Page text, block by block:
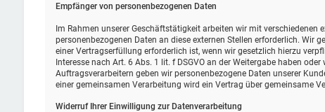
Empfänger von personenbezogenen Daten
Im Rahmen unserer Geschäftstätigkeit arbeiten wir mit
personenbezogenen Daten an diese externen Stellen erforderlich. Wir
einer Vertragserfüllung erforderlich ist, wenn wir gesetzlich hierzu
Interesse nach Art. 6 Abs. 1 lit. f DSGVO an der Weitergabe haben
Auftragsverarbeitern geben wir personenbezogene Daten unserer
einer gemeinsamen Verarbeitung wird ein Vertrag über gemeinsame
Widerruf Ihrer Einwilligung zur Datenverarbeitung